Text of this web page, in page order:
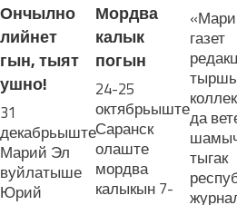
Ончылно
лийнет
гын, тыят
ушно!
31
декабрьыште
Марий Эл
вуйлатыше
Юрий
Мордва
калык
погын
24-25
октябрьыште
Саранск
олаште
мордва
калыкын 7-
газет
да
тыгак